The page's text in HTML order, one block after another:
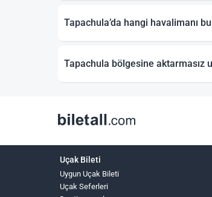
Tapachula’da hangi havalimanı
Tapachula bölgesine aktarmasız
Uçak Bileti
Uygun Uçak Bileti
Uçak Seferleri